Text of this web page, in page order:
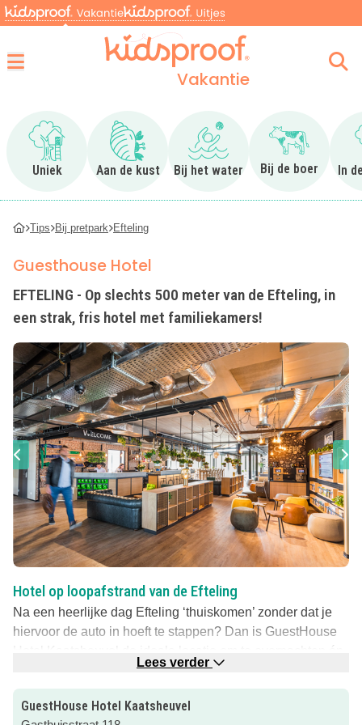
Vakantie
Uniek
Ga naar Uniek
Aan de kust
Ga naar Aan de kust
Bij het water
Ga naar Bij het water
Bij de boer
Ga naar Bij
In
Tips Bij pretpark Efteling
Guesthouse Hotel
EFTELING - Op slechts 500 meter van de Efteling, in
een strak, fris hotel met familiekamers!
Hotel op loopafstrand van de Efteling
Na een heerlijke dag Efteling ‘thuiskomen’ zonder dat je
hiervoor de auto in hoeft te stappen? Dan is GuestHouse
het hotel ligt op maar 500m loopafstand van de Efteling.
Een modern en huiselijk hotel waar je jezelf kunt zijn, net
zoals thuis!
Lees verder
GuestHouse Hotel Kaatsheuvel